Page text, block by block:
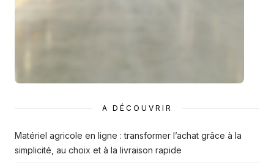
A DÉCOUVRIR
Matériel agricole en ligne : transformer l’achat grâce à la
simplicité, au choix et à la livraison rapide